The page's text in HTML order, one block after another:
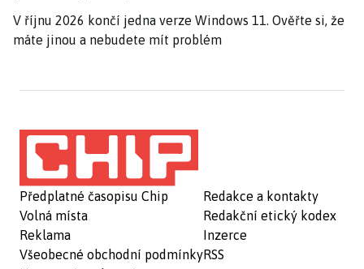
V říjnu 2026 končí jedna verze Windows 11. Ověřte si, že
máte jinou a nebudete mít problém
Předplatné časopisu Chip
Volná místa
Reklama
Všeobecné obchodní podmínky
Redakce a kontakty
Redakční etický kodex
Inzerce
RSS